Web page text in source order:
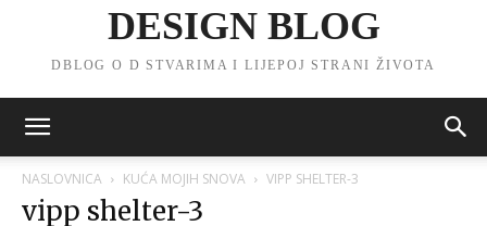
DESIGN BLOG
DBLOG O D STVARIMA I LIJEPOJ STRANI ŽIVOTA
NASLOVNICA KUĆA MOJIH SNOVA VIPP SHELTER-3
vipp shelter-3